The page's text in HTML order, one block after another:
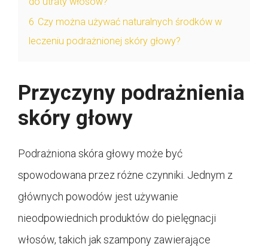
6 Czy można używać naturalnych środków w
leczeniu podrażnionej skóry głowy?
Przyczyny podrażnienia
skóry głowy
Podrażniona skóra głowy może być
spowodowana przez różne czynniki. Jednym z
głównych powodów jest używanie
nieodpowiednich produktów do pielęgnacji
włosów, takich jak szampony zawierające